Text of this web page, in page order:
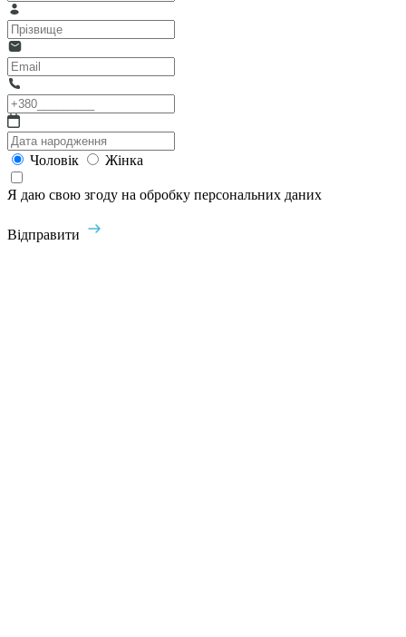
Чоловік Жінка
Я даю свою згоду на обробку персональних даних
Відправити